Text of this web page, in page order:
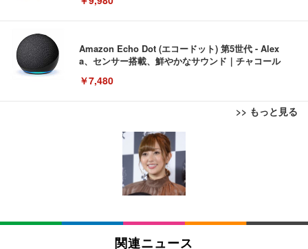
Amazon Echo Dot (エコードット) 第5世代 - Alex
a、センサー搭載、鮮やかなサウンド｜チャコール
￥7,480
>> もっと見る
[EdoErgo] オフィスチェア 椅子 テレワーク 疲れな
い 跳ね上げ式アームレスト コンパクト 約105度ロッ
キング pc 事務椅子 360度回転 座面昇降 強化ナイロ
ン樹脂ベース 通気性メッシュ 在宅ワーク H-WY01
(黒網+黒枠+黒足)
SIHOO B100 オフィスチェア／デスクチェア メッシ
ュチェア 人間工学 疲れない ブラック
EIZO ビジネス向けプレミアムモニター | FlexScan
EV3240X-WT | 31.5型4K UHD・USB Type-C・ホワ
￥105,595
EIZO ビジネス向けプレミアムモニター | FlexScan
Amazonベーシック ペットシーツ 薄型 レギュラー 1
回使い捨て 無香料 ホワイト 300枚
Amazonベーシック ペットシーツ 厚型 ワイド 42枚
x2袋(84枚) ホワイト(吸収面:ライトブルー)
関連ニュース